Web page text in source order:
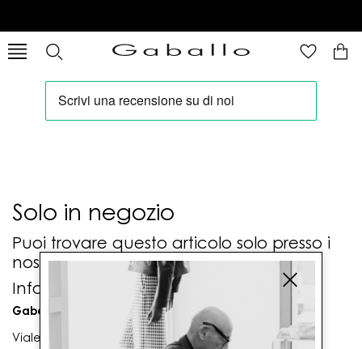
Solo in negozio
Puoi trovare questo articolo solo presso i
nostri punti vendita:
Info contatti
Gaballo Mario srl
Viale G. Matteotti n. 23 00053 Civitavecchia (RM)